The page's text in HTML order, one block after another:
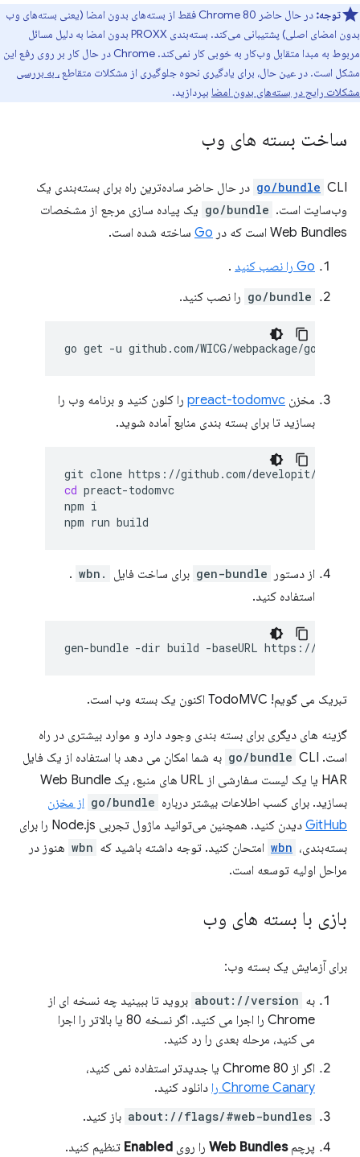
توجه:
در حال حاضر Chrome 80 فقط از بسته‌های بدون امضا (یعنی بسته‌های وب
بدون امضای اصلی) پشتیبانی می‌کند. بسته‌بندی PROXX بدون امضا به دلیل مسائل
مربوط به مبدا متقابل وب‌کار به خوبی کار نمی‌کند. Chrome در حال کار بر روی رفع این
مشکل است. در عین حال، برای یادگیری نحوه جلوگیری از مشکلات متقاطع، به بررسی
مشکلات رایج در بسته‌های بدون امضا بپردازید.
ساخت بسته های وب
go/bundle CLI در حال حاضر ساده‌ترین راه برای بسته‌بندی یک
وب‌سایت است. go/bundle یک پیاده سازی مرجع از مشخصات
Web Bundles است که در
Go ساخته شده است.
Go را نصب کنید .
go/bundle را نصب کنید.
go get -u
مخزن preact-todomvc را کلون کنید و برنامه وب را
بسازید تا برای بسته بندی منابع آماده شوید.
git clone
cd preact-todomvc
npm i
npm run
از دستور gen-bundle برای ساخت فایل .wbn
.
استفاده کنید.
gen-bundle -dir build -baseURL https://preact-
تبریک می گویم! TodoMVC اکنون یک بسته وب است.
گزینه های دیگری برای بسته بندی وجود دارد و موارد بیشتری در راه
است.
go/bundle CLI به شما امکان می دهد با استفاده از یک فایل
HAR یا یک لیست سفارشی از URL های منبع، یک Web Bundle
بسازید. برای کسب اطلاعات بیشتر درباره go/bundle از مخزن
GitHub
دیدن کنید. همچنین می‌توانید ماژول تجربی Node.js را برای
بسته‌بندی، wbn امتحان کنید. توجه داشته باشید که wbn هنوز در
مراحل اولیه توسعه است.
بازی با بسته های وب
برای آزمایش یک بسته وب:
به about://version بروید تا ببینید چه نسخه ای از
Chrome را اجرا می کنید. اگر نسخه 80 یا بالاتر را اجرا
می کنید، مرحله بعدی را رد کنید.
اگر از Chrome 80 یا جدیدتر استفاده نمی کنید،
Chrome Canary را
دانلود کنید.
about://flags/#web-bundles باز کنید.
پرچمWeb Bundles را روی Enabled تنظیم کنید.